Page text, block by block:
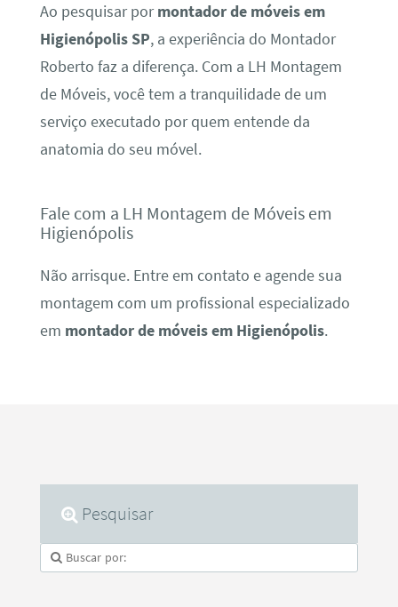
Ao pesquisar pormontador de móveis em
Higienópolis SP, a experiência do Montador
Roberto faz a diferença. Com a LH Montagem
de Móveis, você tem a tranquilidade de um
serviço executado por quem entende da
anatomia do seu móvel.
Fale com a LH Montagem de Móveis em
Higienópolis
Não arrisque. Entre em contato e agende sua
montagem com um profissional especializado
em montador de móveis em Higienópolis.
Pesquisar